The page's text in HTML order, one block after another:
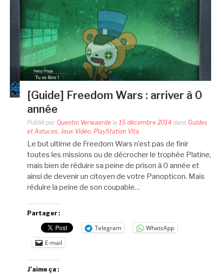
[Guide] Freedom Wars : arriver à 0
année
Publié par Quentin Verwaerde le 15 décembre 2014 dans Guides
et Astuces Jeux Vidéo PlayStation Vita
Le but ultime de Freedom Wars n’est pas de finir
toutes les missions ou de décrocher le trophée Platine,
mais bien de réduire sa peine de prison à 0 année et
ainsi de devenir un citoyen de votre Panopticon. Mais
réduire la peine de son coupable…
Partager :
Telegram
WhatsApp
E-mail
J’aime ça :